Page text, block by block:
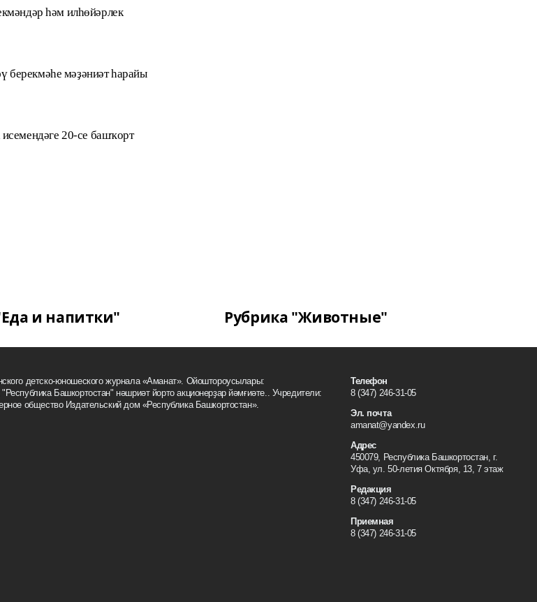
һәм илһөйәрлек
берекмәһе мәҙәниәт һарайы
20-се башҡорт
и напитки" Рубрика "Животные"
детско-юношеского журнала «Аманат». Ойоштороусылары:
Башкортостан" нәшриәт йорто акционерҙар йәмғиәте.. Учредители:
общество Издательский дом «Республика Башкортостан».
Телефон
8 (347) 246-31-05
Эл. почта
amanat@yandex.ru
Адрес
450079, Республика Башкортостан, г.
Уфа, ул. 50-летия Октября, 13, 7 этаж
Редакция
8 (347) 246-31-05
Приемная
8 (347) 246-31-05